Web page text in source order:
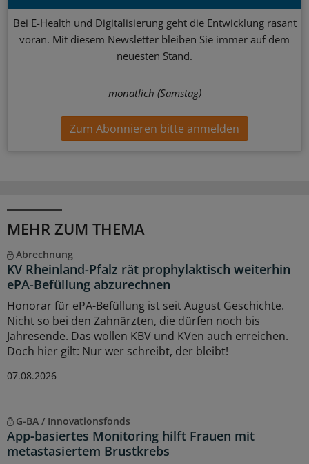
Bei E-Health und Digitalisierung geht die Entwicklung rasant
voran. Mit diesem Newsletter bleiben Sie immer auf dem
neuesten Stand.
monatlich (Samstag)
Zum Abonnieren bitte anmelden
MEHR ZUM THEMA
Abrechnung
KV Rheinland-Pfalz rät prophylaktisch weiterhin
ePA-Befüllung abzurechnen
Honorar für ePA-Befüllung ist seit August Geschichte.
Nicht so bei den Zahnärzten, die dürfen noch bis
Jahresende. Das wollen KBV und KVen auch erreichen.
Doch hier gilt: Nur wer schreibt, der bleibt!
07.08.2026
G-BA / Innovationsfonds
App-basiertes Monitoring hilft Frauen mit
metastasiertem Brustkrebs